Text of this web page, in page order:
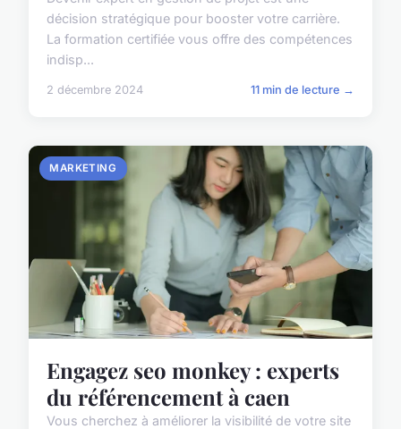
décision stratégique pour booster votre carrière.
La formation certifiée vous offre des compétences
indisp...
2 décembre 2024 11 min de lecture →
MARKETING
Engagez seo monkey : experts
du référencement à caen
Vous cherchez à améliorer la visibilité de votre site